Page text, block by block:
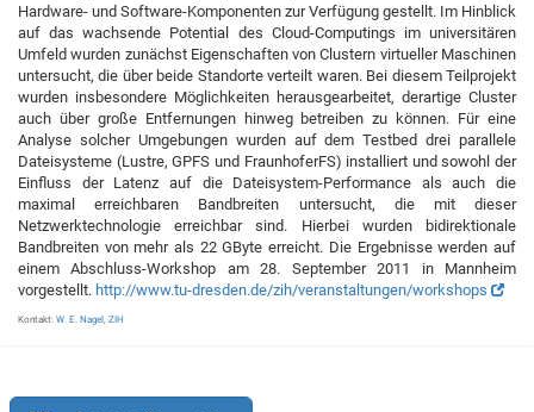
Hardware- und Software-Komponenten zur Verfügung gestellt. Im Hinblick
auf das wachsende Potential des Cloud-Computings im universitären
Umfeld wurden zunächst Eigenschaften von Clustern virtueller Maschinen
untersucht, die über beide Standorte verteilt waren. Bei diesem Teilprojekt
wurden insbesondere Möglichkeiten herausgearbeitet, derartige Cluster
auch über große Entfernungen hinweg betreiben zu können. Für eine
Analyse solcher Umgebungen wurden auf dem Testbed drei parallele
Dateisysteme (Lustre, GPFS und FraunhoferFS) installiert und sowohl der
Einfluss der Latenz auf die Dateisystem-Performance als auch die
maximal erreichbaren Bandbreiten untersucht, die mit dieser
Netzwerktechnologie erreichbar sind. Hierbei wurden bidirektionale
Bandbreiten von mehr als 22 GByte erreicht. Die Ergebnisse werden auf
einem Abschluss-Workshop am 28. September 2011 in Mannheim
vorgestellt. http://www.tu-dresden.de/zih/veranstaltungen/workshops
Kontakt: W. E. Nagel ZIH